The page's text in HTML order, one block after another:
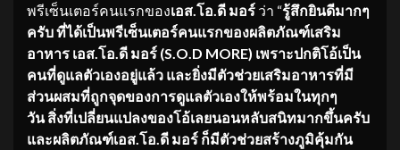
พรีเซ็นเตอร์คนแรกของเอส .โอ.ดี มอร์ ว่า “รู้สึกยินดีมากๆ
ครับ ที่ได้เป็นพรีเซ็นเตอร์คนแรกของผลิตภัณฑ์เสริม
อาหาร เอส .โอ.ดี มอร์ (S.O.D MORE) เพราะปกติโอ้เป็น
คนที่ดูแลตัวเองอยู่แล้ว และยิ่งมีตัวช่วยเสริมอาหารที่มี
ส่วนผสมที่ถูกจุดของการดูแลตัวเองให้พร้อมในทุกๆ
วัน สิ่งที่เปลี่ยนแปลงของโอ้เลยนอนหลับสนิทมากขึ้นครับ
และผลิตภัณฑ์เอส.โอ.ดี มอร์ ก็มีตัวช่วยสร้างภูมิคุ้มกัน